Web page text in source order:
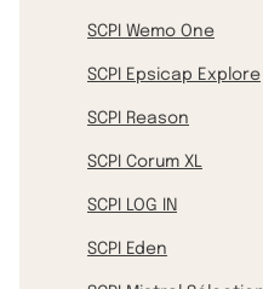
SCPI Wemo One
SCPI Epsicap Explore
SCPI Reason
SCPI Corum XL
SCPI LOG IN
SCPI Eden